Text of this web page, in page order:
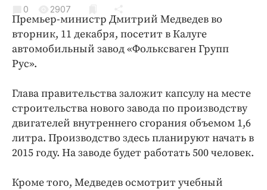
Недвижимость и ЖКХ
Образование
Общество
Происшествия
Спорт
Экономика и бизнес
ПРОЕКТЫ
Блоги
0 2907
Премьер-министр Дмитрий Медведев во
вторник, 11 декабря, посетит в Калуге
автомобильный завод «Фольксваген Групп
Рус».
Глава правительства заложит капсулу на месте
строительства нового завода по производству
двигателей внутреннего сгорания объемом 1,6
литра. Производство здесь планируют начать в
2015 году. На заводе будет работать 500 человек.
Кроме того, Медведев осмотрит учебный